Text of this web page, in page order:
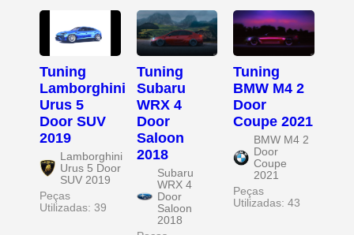
Tuning
Lamborghini
Urus 5
Door SUV
2019
Lamborghini
Urus 5 Door
SUV 2019
Peças
Utilizadas: 39
Tuning
Subaru
WRX 4
Door
Saloon
2018
Subaru
WRX 4
Door
Saloon
2018
Tuning
BMW M4 2
Door
Coupe 2021
BMW M4 2
Door
Coupe
2021
Peças
Utilizadas: 43